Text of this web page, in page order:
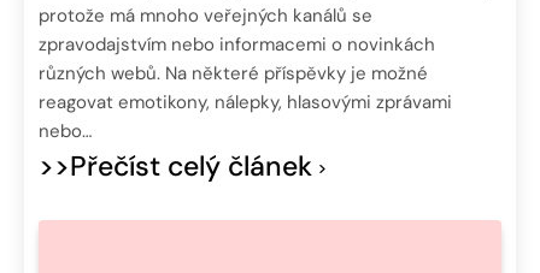
protože má mnoho veřejných kanálů se
zpravodajstvím nebo informacemi o novinkách
různých webů. Na některé příspěvky je možné
reagovat emotikony, nálepky, hlasovými zprávami
nebo…
>>Přečíst celý článek